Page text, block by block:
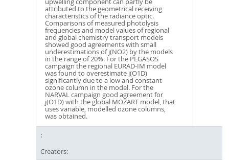
attributed to the geometrical receiving
characteristics of the radiance optic.
Comparisons of measured photolysis
frequencies and model values of regional
and global chemistry transport models
showed good agreements with small
underestimations of j(NO2) by the models
in the range of 20%. For the PEGASOS
campaign the regional EURAD-IM model
was found to overestimate j(O1D)
significantly due to a low and constant
ozone column in the model. For the
NARVAL campaign good agreement for
j(O1D) with the global MOZART model, that
uses variable, modelled ozone columns,
was obtained.
Creators: